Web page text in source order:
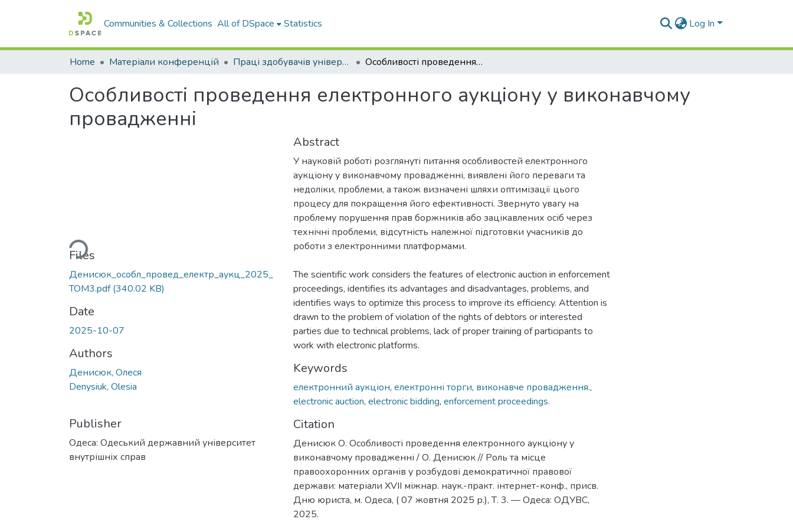
Communities & Collections All of DSpace Statistics Log In
Home Матеріали конференцій Праці здобувачів університету Особливості проведення електронного аукціону у виконавчому провадженні
Особливості проведення електронного аукціону у виконавчому
провадженні
Loading...
Files
Денисюк_особл_провед_електр_аукц_2025_
ТОМ3.pdf(340.02 KB)
Date
2025-10-07
Authors
Денисюк, Олеся
Denysiuk, Olesia
Publisher
Одеса: Одеський державний університет
внутрішніх справ
Abstract
У науковій роботі розглянуті питання особливостей електронного
аукціону у виконавчому провадженні, виявлені його переваги та
недоліки, проблеми, а також визначені шляхи оптимізації цього
процесу для покращення його ефективності. Звернуто увагу на
проблему порушення прав боржників або зацікавлених осіб через
технічні проблеми, відсутність належної підготовки учасників до
роботи з електронними платформами.
The scientific work considers the features of electronic auction in enforcement
proceedings, identifies its advantages and disadvantages, problems, and
identifies ways to optimize this process to improve its efficiency. Attention is
drawn to the problem of violation of the rights of debtors or interested
parties due to technical problems, lack of proper training of participants to
work with electronic platforms.
Keywords
електронний аукціон, електронні торги, виконавче провадження.,
electronic auction, electronic bidding, enforcement proceedings.
Citation
Денисюк О. Особливості проведення електронного аукціону у
виконавчому провадженні / О. Денисюк // Роль та місце
правоохоронних органів у розбудові демократичної правової
держави: матеріали XVIІ міжнар. наук.-практ. інтернет-конф., присв.
Дню юриста, м. Одеса, ( 07 жовтня 2025 р.), Т. 3. — Одеса: ОДУВС,
2025.